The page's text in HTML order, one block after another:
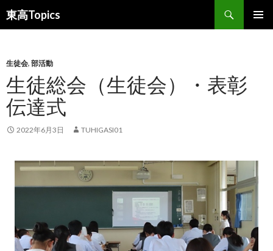
東高Topics
検
索
ン
ツ
へ
ス
キ
ッ
生徒会, 部活動
生徒総会（生徒会）・表彰
伝達式
2022年6月3日 TUHIGASI01